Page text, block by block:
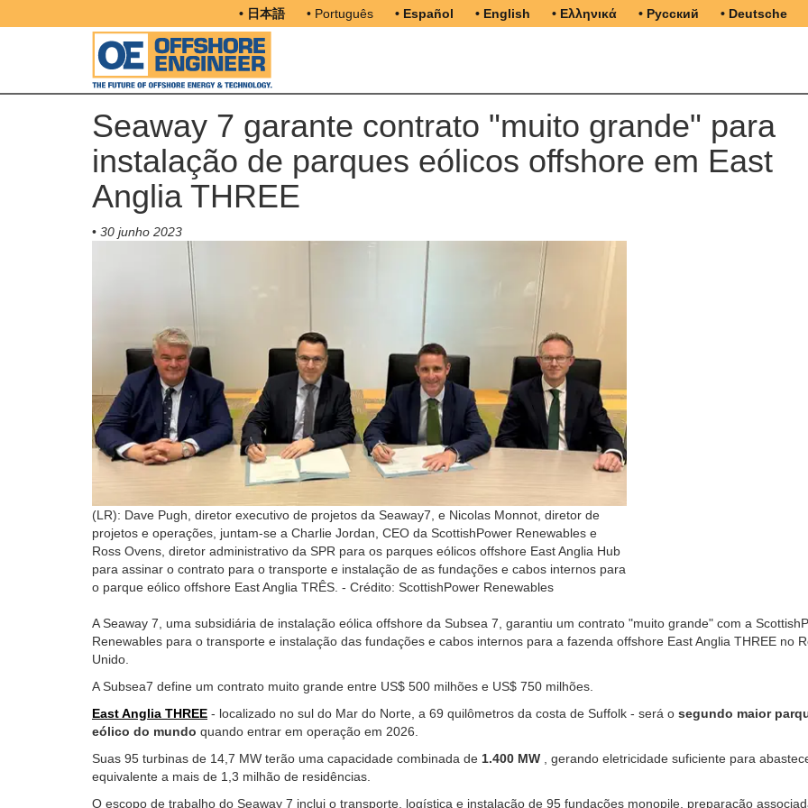
• 日本語 • Português • Español • English • Ελληνικά • Русский • Deutsche
Seaway 7 garante contrato "muito grande" para
instalação de parques eólicos offshore em East
Anglia THREE
• 30 junho 2023
(LR): Dave Pugh, diretor executivo de projetos da Seaway7, e Nicolas Monnot, diretor de
projetos e operações, juntam-se a Charlie Jordan, CEO da ScottishPower Renewables e
Ross Ovens, diretor administrativo da SPR para os parques eólicos offshore East Anglia Hub
para assinar o contrato para o transporte e instalação de as fundações e cabos internos para
o parque eólico offshore East Anglia TRÊS. - Crédito: ScottishPower Renewables
A Seaway 7, uma subsidiária de instalação eólica offshore da Subsea 7, garantiu um contrato "muito grande" com a
Renewables para o transporte e instalação das fundações e cabos internos para a fazenda offshore East Anglia THREE no
Unido.
A Subsea7 define um contrato muito grande entre US$ 500 milhões e US$ 750 milhões.
East Anglia THREE - localizado no sul do Mar do Norte, a 69 quilômetros da costa de Suffolk - será o segundo maior
eólico do mundo quando entrar em operação em 2026.
Suas 95 turbinas de 14,7 MW terão uma capacidade combinada de 1.400 MW , gerando eletricidade suficiente para
equivalente a mais de 1,3 milhão de residências.
O escopo de trabalho do Seaway 7 inclui o transporte, logística e instalação de 95 fundações monopile, preparação